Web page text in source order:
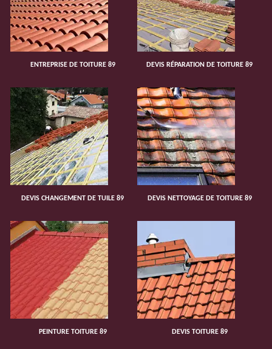
ENTREPRISE DE TOITURE 89 DEVIS RÉPARATION DE TOITURE 89
DEVIS CHANGEMENT DE TUILE 89 DEVIS NETTOYAGE DE TOITURE 89
PEINTURE TOITURE 89 DEVIS TOITURE 89